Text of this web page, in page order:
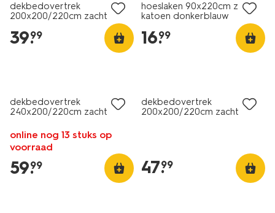
dekbedovertrek
200x200/220cm zacht
39.
99
hoeslaken 90x220cm zacht
katoen donkerblauw
16.
99
dekbedovertrek
240x200/220cm zacht
online nog 13 stuks op
voorraad
59.
99
dekbedovertrek
200x200/220cm zacht
47.
99